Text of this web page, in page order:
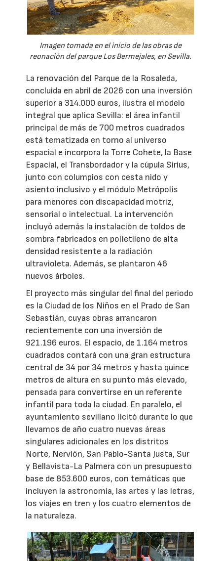
Imagen tomada en el inicio de las obras de
reonación del parque Los Bermejales, en Sevilla.
La renovación del Parque de la Rosaleda,
concluida en abril de 2026 con una inversión
superior a 314.000 euros, ilustra el modelo
integral que aplica Sevilla: el área infantil
principal de más de 700 metros cuadrados
está tematizada en torno al universo
espacial e incorpora la Torre Cohete, la Base
Espacial, el Transbordador y la cúpula Sirius,
junto con columpios con cesta nido y
asiento inclusivo y el módulo Metrópolis
para menores con discapacidad motriz,
sensorial o intelectual. La intervención
incluyó además la instalación de toldos de
sombra fabricados en polietileno de alta
densidad resistente a la radiación
ultravioleta. Además, se plantaron 46
nuevos árboles.
El proyecto más singular del final del periodo
es la Ciudad de los Niños en el Prado de San
Sebastián, cuyas obras arrancaron
recientemente con una inversión de
921.196 euros. El espacio, de 1.164 metros
cuadrados contará con una gran estructura
central de 34 por 34 metros y hasta quince
metros de altura en su punto más elevado,
pensada para convertirse en un referente
infantil para toda la ciudad. En paralelo, el
ayuntamiento sevillano licitó durante lo que
llevamos de año cuatro nuevas áreas
singulares adicionales en los distritos
Norte, Nervión, San Pablo-Santa Justa, Sur
y Bellavista-La Palmera con un presupuesto
base de 853.600 euros, con temáticas que
incluyen la astronomía, las artes y las letras,
los viajes en tren y los cuatro elementos de
la naturaleza.